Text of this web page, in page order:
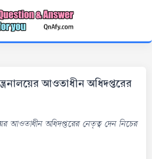
আওতাধীন অধিদপ্তরের
আওতাধীন অধিদপ্তরের নেতৃত্ব দেন নিচের